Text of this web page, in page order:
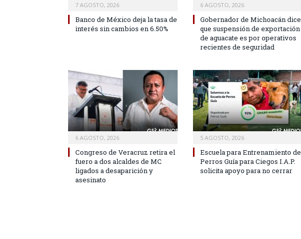
7 AGOSTO, 2026
Banco de México deja la tasa de
interés sin cambios en 6.50%
6 AGOSTO, 2026
Gobernador de Michoacán dice
que suspensión de exportación
de aguacate es por operativos
recientes de seguridad
6 AGOSTO, 2026
Congreso de Veracruz retira el
fuero a dos alcaldes de MC
ligados a desaparición y
asesinato
5 AGOSTO, 2026
Escuela para Entrenamiento de
Perros Guía para Ciegos I.A.P.
solicita apoyo para no cerrar